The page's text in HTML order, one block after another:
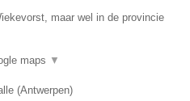
maar wel in de provincie
maps ▼
(Antwerpen)